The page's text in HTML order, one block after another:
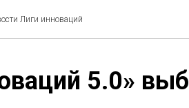
Лиги инноваций
5.0»